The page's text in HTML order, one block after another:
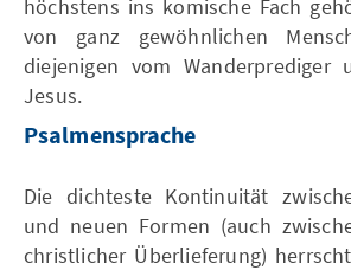
höchstens ins komische Fach
von ganz gewöhnlichen
diejenigen vom Wanderprediger
Jesus.
Psalmensprache
Die dichteste Kontinuität
und neuen Formen (auch
christlicher Überlieferung)